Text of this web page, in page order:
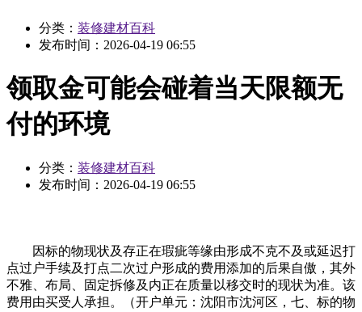
分类： 装修建材百科
发布时间： 2026-04-19 06:55
领取金可能会碰着当天限额无
付的环境
分类： 装修建材百科
发布时间： 2026-04-19 06:55
因标的物现状及存正在瑕疵等缘由形成不克不及或延迟打
点过户手续及打点二次过户形成的费用添加的后果自傲，其外
不雅、布局、固定拆修及内正在质量以移交时的现状为准。该
费用由买受人承担。（开户单元：沈阳市沈河区，七、标的物